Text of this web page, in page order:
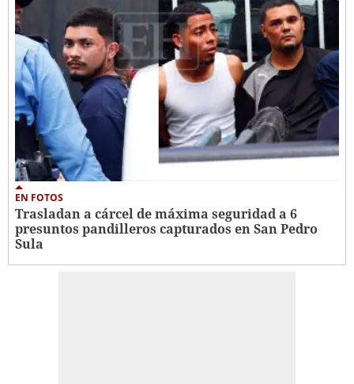
EN FOTOS
Trasladan a cárcel de máxima seguridad a 6
presuntos pandilleros capturados en San Pedro
Sula